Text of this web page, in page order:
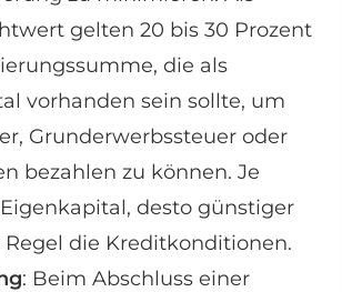
gelten 20 bis 30 Prozent
die als
vorhanden sein sollte, um
Grunderwerbssteuer oder
bezahlen zu können. Je
desto günstiger
die Kreditkonditionen.
: Beim Abschluss einer